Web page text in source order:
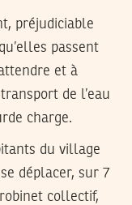
préjudiciable
passent
et à
de l’eau
charge.
du village
déplacer, sur 7
collectif,